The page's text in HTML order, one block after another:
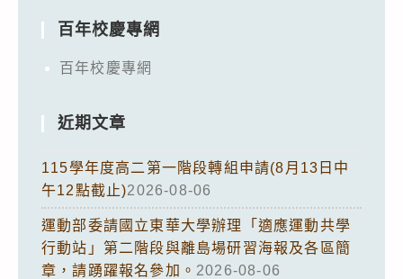
百年校慶專網
百年校慶專網
近期文章
115學年度高二第一階段轉組申請(8月13日中
午12點截止)2026-08-06
運動部委請國立東華大學辦理「適應運動共學
行動站」第二階段與離島場研習海報及各區簡
章，請踴躍報名參加。 2026-08-06